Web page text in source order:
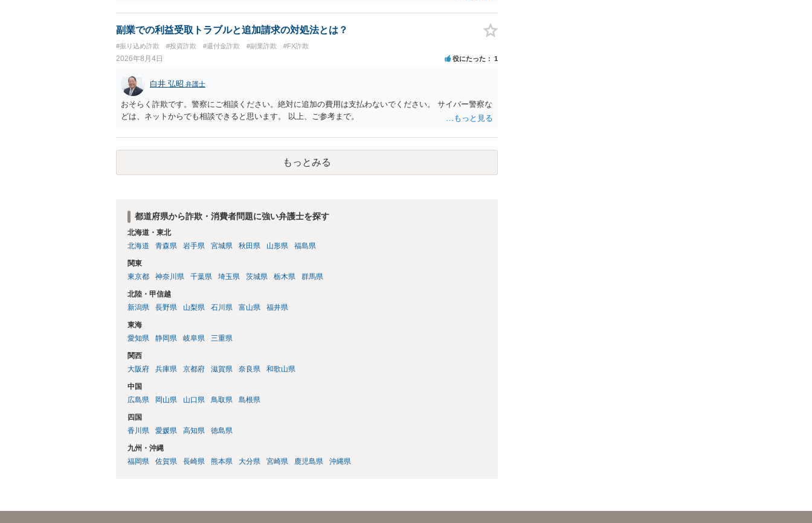
とするケースも散見されます。 ご自身での対応に窮するようであれば、代理人を立てることもご検討く
ださい。 ・相手へ送る回答文についてアドバイスをいただけるか。 具体的な回答内容については、一
用をご確認ください。
副業での利益受取トラブルと追加請求の対処法とは？
#振り込め詐欺 #投資詐欺 #還付金詐欺 #副業詐欺 #FX詐欺
2026年8月4日 役にたった 1
白井 弘昭 弁護士
おそらく詐欺です。警察にご相談ください。絶対に追加の費用は支払わないでください。 サイバー警察な
どは、ネットからでも相談できると思います。 以上、ご参考まで。
もっとみる
都道府県から詐欺・消費者問題に強い弁護士を探す
北海道・東北
北海道
青森県 岩手県 宮城県 秋田県 山形県 福島県
関東
東京都
神奈川県 千葉県 埼玉県 茨城県 栃木県 群馬県
北陸・甲信越
新潟県
長野県 山梨県 石川県 富山県 福井県
東海
愛知県
静岡県 岐阜県 三重県
関西
大阪府
兵庫県 京都府 滋賀県 奈良県 和歌山県
中国
広島県
岡山県 山口県 鳥取県 島根県
四国
香川県
愛媛県 高知県 徳島県
九州・沖縄
福岡県
佐賀県 長崎県 熊本県 大分県 宮崎県 鹿児島県 沖縄県